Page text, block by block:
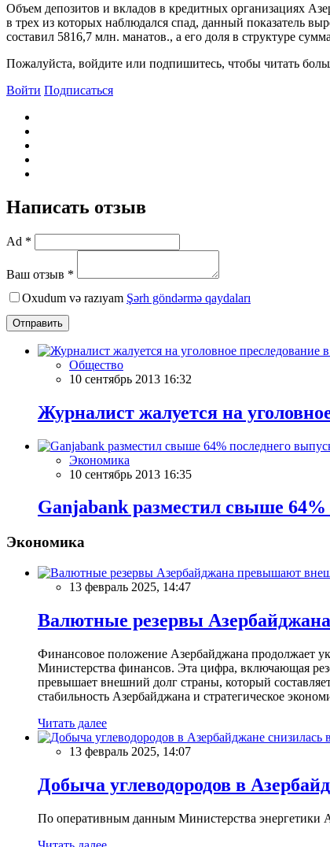
Объем депозитов и вкладов в кредитных организациях
в трех из которых наблюдался спад, данный показатель
составил 5816,7 млн. манатов., а его доля в структуре
Пожалуйста, войдите или подпишитесь, чтобы читать
Войти Подписаться
Написать отзыв
Ad *
Ваш отзыв *
Oxudum və razıyam Şərh göndərmə qaydaları
Отправить
Общество
10 сентябрь 2013 16:32
Журналист жалуется на
Экономика
10 сентябрь 2013 16:35
Ganjabank разместил свыше
Экономика
13 февраль 2025, 14:47
Валютные резервы
Финансовое положение Азербайджана продолжает
Министерства финансов. Эта цифра, включающая
превышает внешний долг страны, который
стабильность Азербайджана и стратегическое
Читать далее
13 февраль 2025, 14:07
Добыча углеводородов в
По оперативным данным Министерства энергетики